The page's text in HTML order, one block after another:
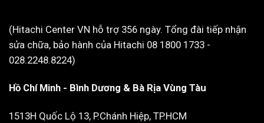
(Hitachi Center VN hỗ trợ 356 ngày. Tổng đài tiếp nhận
sửa chữa, bảo hành của Hitachi 08 1800 1733 -
028.2248.8224)
Hồ Chí Minh - Bình Dương & Bà Rịa Vùng Tàu
1513H Quốc Lộ 13, P.Chánh Hiệp, TP.HCM